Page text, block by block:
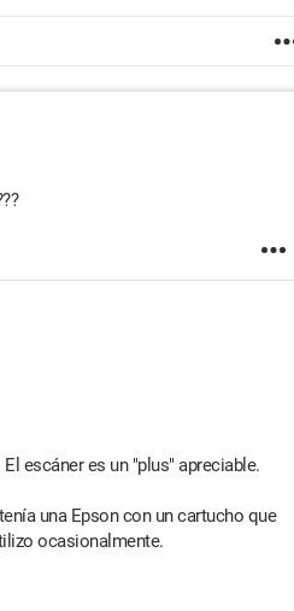
escáner es un "plus" apreciable.
una Epson con un cartucho que
ocasionalmente.